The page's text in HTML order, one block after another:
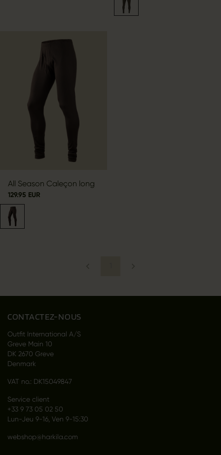
All Season Caleçon long
129.95 EUR
CONTACTEZ-NOUS
Outfit International A/S
Greve Main 10
DK 2670 Greve
Denmark
VAT no.: DK15049847
Service client
+33 9 73 05 02 50
Lun-Jeu 9-16, Ven 9-15:30
webshop@harkila.com